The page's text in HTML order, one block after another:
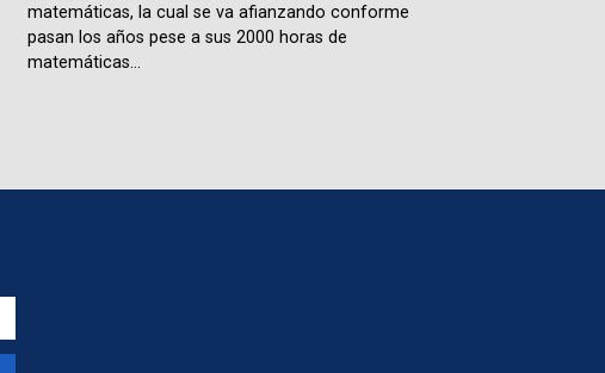
matemáticas, la cual se va afianzando conforme
pasan los años pese a sus 2000 horas de
matemáticas...